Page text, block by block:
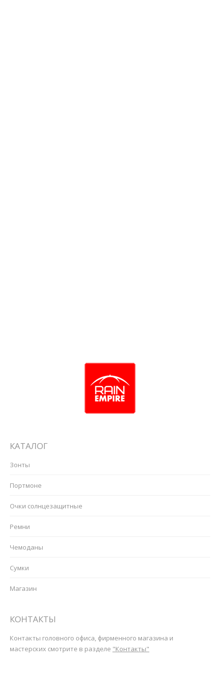
КАТАЛОГ
Зонты
Портмоне
Очки солнцезащитные
Ремни
Чемоданы
Сумки
Магазин
КОНТАКТЫ
Контакты головного офиса, фирменного магазина и
мастерских смотрите в разделе "Контакты"